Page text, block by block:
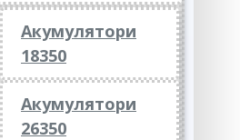
Акумулятори
18350
Акумулятори
26350